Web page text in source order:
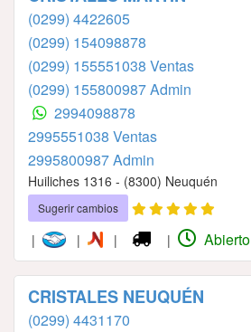
(0299) 4422605
(0299) 154098878
(0299) 155551038 Ventas
(0299) 155800987 Admin
2994098878
2995551038 Ventas
2995800987 Admin
Huiliches 1316 - (8300) Neuquén
Sugerir cambios
| | | | Abierto
CRISTALES NEUQUÉN
(0299) 4431170